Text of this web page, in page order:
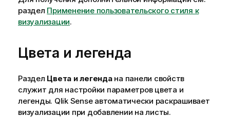
раздел Применение пользовательского стиля к
визуализации.
Цвета и легенда
Раздел Цвета и легендана панели свойств
служит для настройки параметров цвета и
легенды. Qlik Senseавтоматически раскрашивает
визуализации при добавлении на листы.